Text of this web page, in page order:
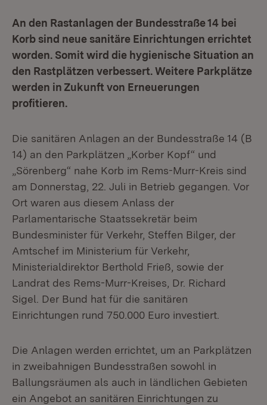
An den Rastanlagen der Bundesstraße 14 bei
Korb sind neue sanitäre Einrichtungen errichtet
worden. Somit wird die hygienische Situation an
den Rastplätzen verbessert. Weitere Parkplätze
werden in Zukunft von Erneuerungen
profitieren.
Die sanitären Anlagen an der Bundesstraße 14 (B
14) an den Parkplätzen „Korber Kopf“ und
„Sörenberg“ nahe Korb im Rems-Murr-Kreis sind
am Donnerstag, 22. Juli in Betrieb gegangen. Vor
Ort waren aus diesem Anlass der
Parlamentarische Staatssekretär beim
Bundesminister für Verkehr, Steffen Bilger, der
Amtschef im Ministerium für Verkehr,
Ministerialdirektor Berthold Frieß, sowie der
Landrat des Rems-Murr-Kreises, Dr. Richard
Sigel. Der Bund hat für die sanitären
Einrichtungen rund 750.000 Euro investiert.
Die Anlagen werden errichtet, um an Parkplätzen
in zweibahnigen Bundesstraßen sowohl in
Ballungsräumen als auch in ländlichen Gebieten
ein Angebot an sanitären Einrichtungen zu